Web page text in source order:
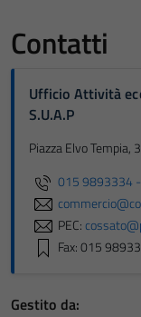
Contatti
Ufficio Attività
S.U.A.P
Piazza Elvo Tempia,
015 9893334
PEC:
Fax: 015
Gestito da: